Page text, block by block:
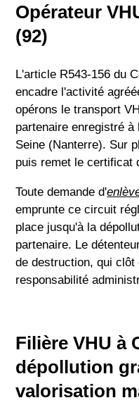
Opérateur
(92)
L'article R543-156 du
encadre l'activité
opérons le transport
partenaire enregistré
Seine (Nanterre). Sur
puis remet le certificat
Toute demande d'
emprunte ce circuit
place jusqu'à la
partenaire. Le
de destruction, qui
responsabilité
Filière VHU à
dépollution
valorisation